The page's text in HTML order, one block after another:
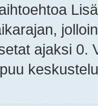
ajaksi 0.